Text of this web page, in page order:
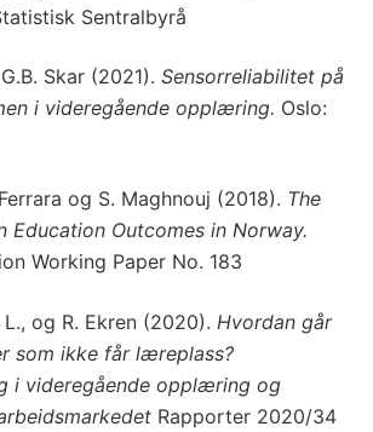
Sentralbyrå
Skar (2021). Sensorreliabilitet på
i videregående opplæring. Oslo:
og S. Maghnouj (2018). The
Education Outcomes in Norway.
Working Paper No. 183
og R. Ekren (2020). Hvordan går
som ikke får læreplass?
i videregående opplæring og
Rapporter 2020/34